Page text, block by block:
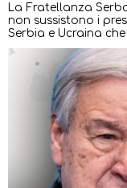
La Fratellanza
non sussistono i
Serbia e Ucraina